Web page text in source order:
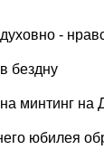
-
бездну
минтинг
юбилея